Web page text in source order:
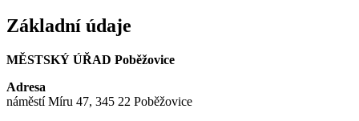
Základní údaje
MĚSTSKÝ ÚŘAD Poběžovice
Adresa
náměstí Míru 47, 345 22 Poběžovice